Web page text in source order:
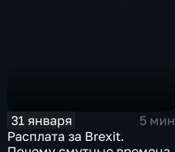
31 января
5 мин
Расплата за Brexit.